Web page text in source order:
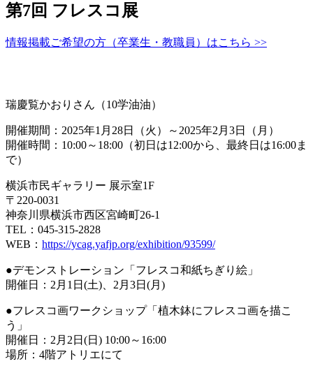
第7回 フレスコ展
情報掲載ご希望の方（卒業生・教職員）はこちら >>
瑞慶覧かおりさん（10学油油）
開催期間：2025年1月28日（火）～2025年2月3日（月）
開催時間：10:00～18:00（初日は12:00から、最終日は16:00ま
で）
横浜市民ギャラリー 展示室1F
〒220-0031
神奈川県横浜市西区宮崎町26-1
TEL：045-315-2828
WEB： https://ycag.yafjp.org/exhibition/93599/
●デモンストレーション「フレスコ和紙ちぎり絵」
開催日：2月1日(土)、2月3日(月)
●フレスコ画ワークショップ「植木鉢にフレスコ画を描こ
う」
開催日：2月2日(日) 10:00～16:00
場所：4階アトリエにて